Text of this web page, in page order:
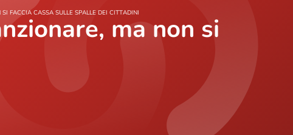
FACCIA CASSA SULLE SPALLE DEI CITTADINIma non si